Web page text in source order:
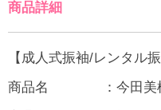
商品詳細
【成人式振袖/レンタル
商品名 ：今田美